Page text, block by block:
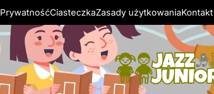
PrywatnośćCiasteczkaZasady użytkowaniaKontakt